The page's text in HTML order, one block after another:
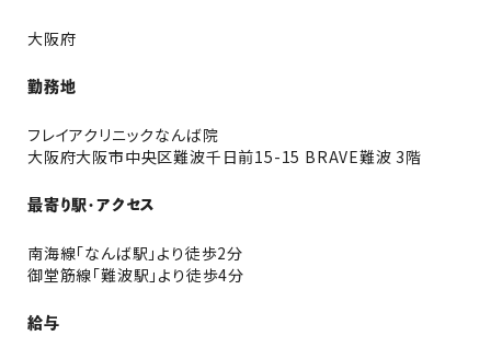
大阪府
勤務地
フレイアクリニックなんば院
大阪府大阪市中央区難波千日前15-15 BRAVE難波 3階
最寄り駅・アクセス
南海線｢なんば駅｣より徒歩2分
御堂筋線｢難波駅｣より徒歩4分
給与